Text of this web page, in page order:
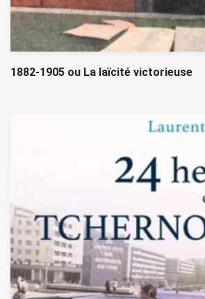
1882-1905 ou La laïcité victorieuse